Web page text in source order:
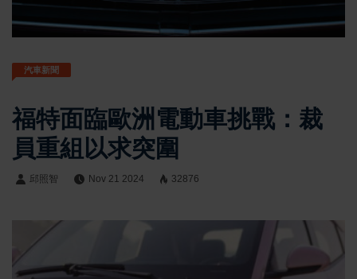
汽車新聞
福特面臨歐洲電動車挑戰：裁
員重組以求突圍
邱照智 Nov 21 2024 32876